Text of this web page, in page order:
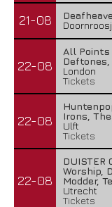
21-08
22-08
All Points
Deftones,
London
Tickets
22-08
Irons,
Ulft
Tickets
22-08
DUISTER
Worship,
Modder,
Utrecht
Tickets